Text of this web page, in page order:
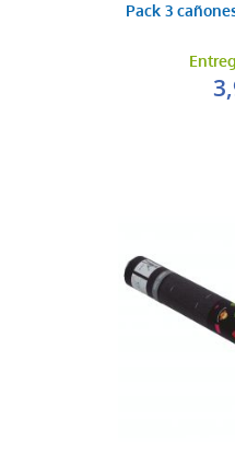
Pack 3